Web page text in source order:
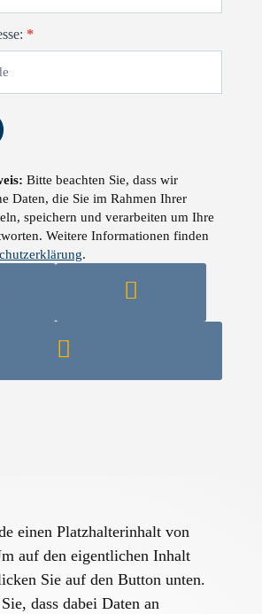
*
Bitte beachten Sie, dass wir
Daten, die Sie im Rahmen Ihrer
speichern und verarbeiten um Ihre
Weitere Infor­mationen finden
.


einen Platzhalterinhalt von
auf den eigentlichen Inhalt
Sie auf den Button unten.
dass dabei Daten an